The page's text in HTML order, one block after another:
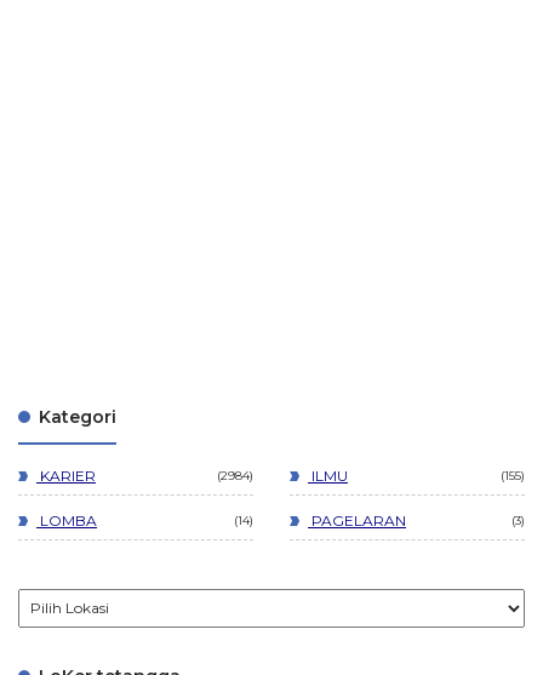
Kategori
KARIER 2984 ILMU 155
LOMBA 14 PAGELARAN 3